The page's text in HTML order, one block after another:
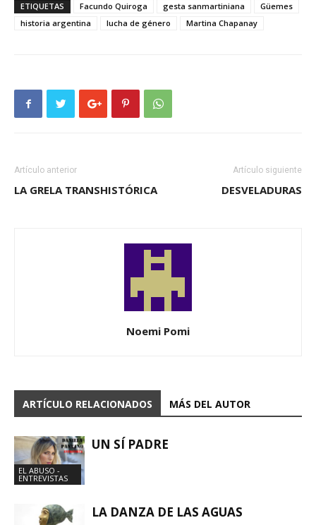
ETIQUETAS Facundo Quiroga gesta sanmartiniana
Güemes
historia argentina
lucha de género Martina Chapanay
Artículo anterior
LA GRELA TRANSHISTÓRICA
Artículo siguiente
DESVELADURAS
Noemi Pomi
ARTÍCULO RELACIONADOS MÁS DEL AUTOR
EL ABUSO -
ENTREVISTAS
UN SÍ PADRE
LA DANZA DE LAS AGUAS